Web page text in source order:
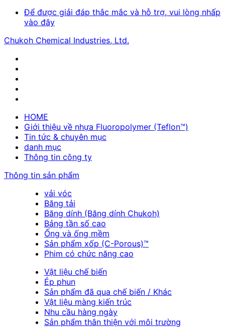
Để được giải đáp thắc mắc và hỗ trợ, vui lòng nhấp
vào đây
Chukoh Chemical Industries, Ltd.
HOME
Giới thiệu về nhựa Fluoropolymer (Teflon™)
Tin tức & chuyên mục
danh mục
Thông tin công ty
Thông tin sản phẩm
vải vóc
Băng tải
Băng dính (Băng dính Chukoh)
Bảng tần số cao
Ống và ống mềm
Sản phẩm xốp (C-Porous)™
Phim có chức năng cao
Vật liệu chế biến
Ép phun
Sản phẩm đã qua chế biến / Khác
Vật liệu màng kiến trúc
Nhu cầu hàng ngày
Sản phẩm thân thiện với môi trường